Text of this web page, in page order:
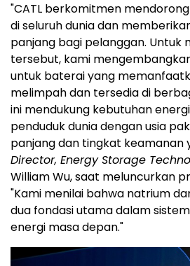
"CATL berkomitmen
di seluruh dunia dan
panjang bagi pelanggan. Untuk
tersebut, kami
untuk baterai yang
melimpah dan tersedia di
ini mendukung kebutuhan
penduduk dunia dengan usia
panjang dan tingkat keamanan
Director, Energy Storage
William Wu, saat meluncurkan
"Kami menilai bahwa natrium
dua fondasi utama dalam
energi masa depan."